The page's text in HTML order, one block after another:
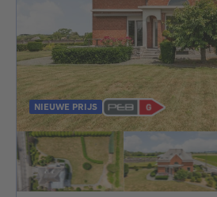
NIEUWE PRIJS